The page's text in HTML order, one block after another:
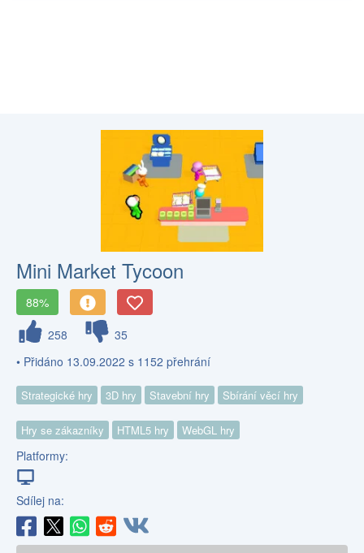
Mini Market Tycoon
88%
258
35
• Přidáno 13.09.2022 s 1152 přehrání
Strategické hry 3D hry Stavební hry Sbírání věcí hry
Hry se zákazníky HTML5 hry WebGL hry
Platformy:
Sdílej na: